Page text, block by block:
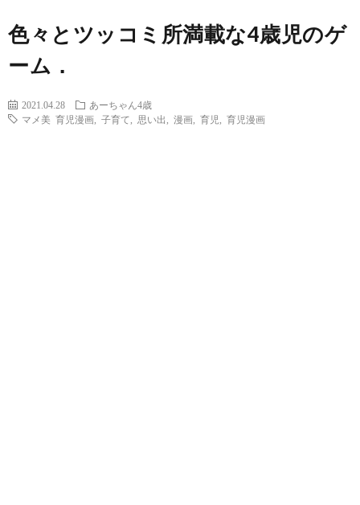
色々とツッコミ所満載な4歳児のゲ
ーム．
2021.04.28
あーちゃん4歳
マメ美 育児漫画
子育て 思い出 漫画 育児 育児漫画